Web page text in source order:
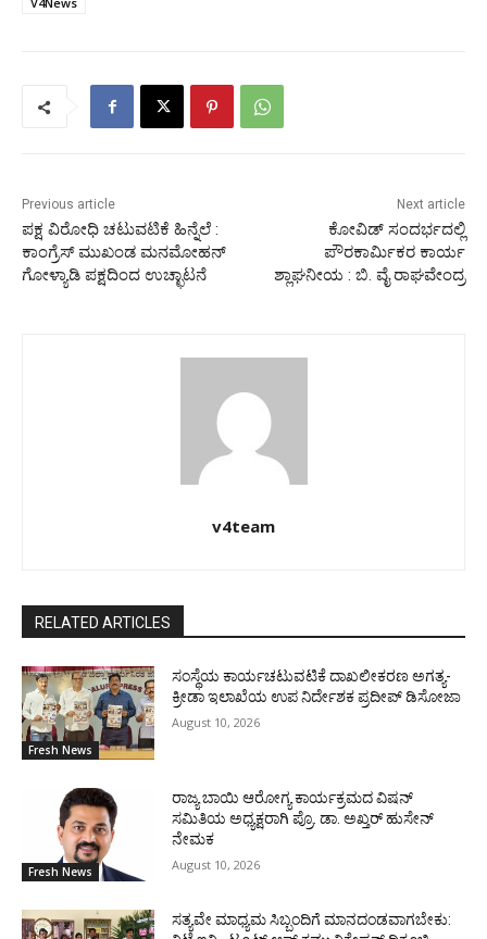
Previous article
ಪಕ್ಷ ವಿರೋಧಿ ಚಟುವಟಿಕೆ ಹಿನ್ನೆಲೆ :
ಕಾಂಗ್ರೆಸ್ ಮುಖಂಡ ಮನಮೋಹನ್
ಗೋಳ್ಯಾಡಿ ಪಕ್ಷದಿಂದ ಉಚ್ಛಾಟನೆ
Next article
ಕೋವಿಡ್ ಸಂದರ್ಭದಲ್ಲಿ
ಪೌರಕಾರ್ಮಿಕರ ಕಾರ್ಯ
ಶ್ಲಾಘನೀಯ : ಬಿ. ವೈ ರಾಘವೇಂದ್ರ
v4team
RELATED ARTICLES
Fresh News
ಸಂಸ್ಥೆಯ ಕಾರ್ಯಚಟುವಟಿಕೆ ದಾಖಲೀಕರಣ ಅಗತ್ಯ-
ಕ್ರೀಡಾ ಇಲಾಖೆಯ ಉಪ ನಿರ್ದೇಶಕ ಪ್ರದೀಪ್ ಡಿಸೋಜಾ
August 10, 2026
Fresh News
ರಾಜ್ಯ ಬಾಯಿ ಆರೋಗ್ಯ ಕಾರ್ಯಕ್ರಮದ ವಿಷನ್
ಸಮಿತಿಯ ಅಧ್ಯಕ್ಷರಾಗಿ ಪ್ರೊ. ಡಾ. ಅಖ್ತರ್ ಹುಸೇನ್
ನೇಮಕ
August 10, 2026
ಸತ್ಯವೇ ಮಾಧ್ಯಮ ಸಿಬ್ಬಂದಿಗೆ ಮಾನದಂಡವಾಗಬೇಕು: